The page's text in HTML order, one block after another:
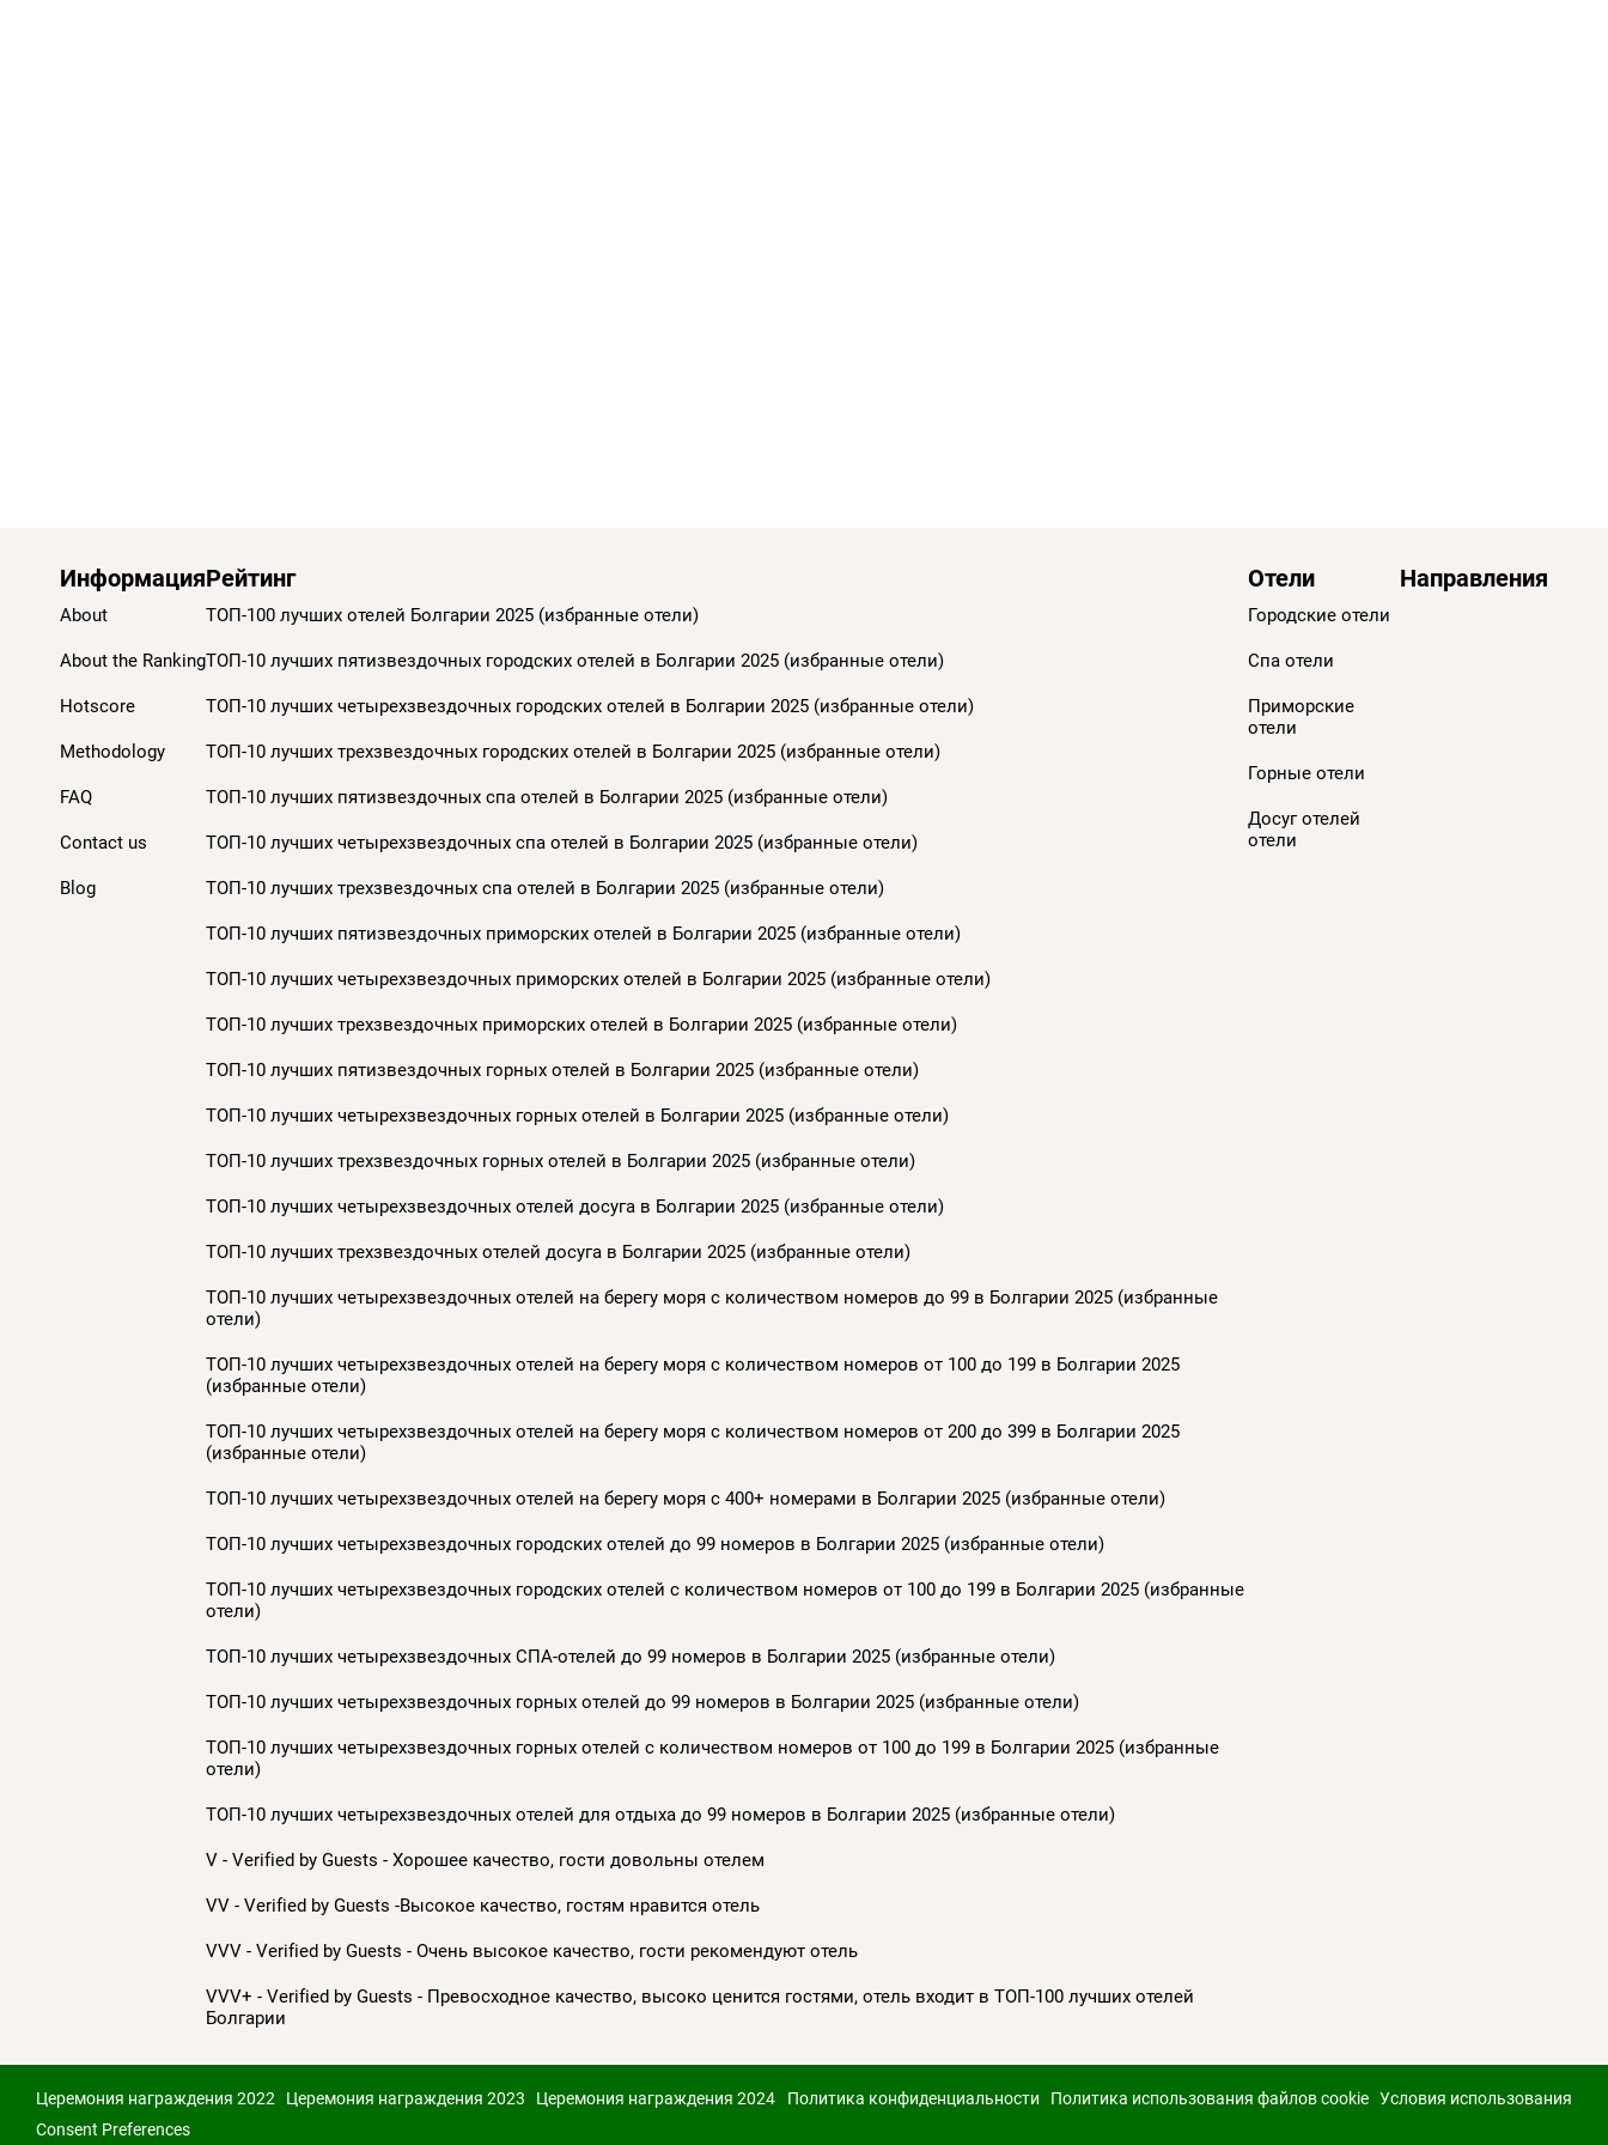
Информация
About
About the Ranking
Hotscore
Methodology
FAQ
Contact us
Blog
Рейтинг
ТОП-100 лучших отелей Болгарии 2025 (избранные отели)
ТОП-10 лучших пятизвездочных городских отелей в Болгарии 2025 (избранные отели)
ТОП-10 лучших четырехзвездочных городских отелей в Болгарии 2025 (избранные отели)
ТОП-10 лучших трехзвездочных городских отелей в Болгарии 2025 (избранные отели)
ТОП-10 лучших пятизвездочных спа отелей в Болгарии 2025 (избранные отели)
ТОП-10 лучших четырехзвездочных спа отелей в Болгарии 2025 (избранные отели)
ТОП-10 лучших трехзвездочных спа отелей в Болгарии 2025 (избранные отели)
ТОП-10 лучших пятизвездочных приморских отелей в Болгарии 2025 (избранные отели)
ТОП-10 лучших четырехзвездочных приморских отелей в Болгарии 2025 (избранные отели)
ТОП-10 лучших трехзвездочных приморских отелей в Болгарии 2025 (избранные отели)
ТОП-10 лучших пятизвездочных горных отелей в Болгарии 2025 (избранные отели)
ТОП-10 лучших четырехзвездочных горных отелей в Болгарии 2025 (избранные отели)
ТОП-10 лучших трехзвездочных горных отелей в Болгарии 2025 (избранные отели)
ТОП-10 лучших четырехзвездочных отелей досуга в Болгарии 2025 (избранные отели)
ТОП-10 лучших трехзвездочных отелей досуга в Болгарии 2025 (избранные отели)
ТОП-10 лучших четырехзвездочных отелей на берегу моря с количеством номеров до 99 в Болгарии 2025 (избранные
отели)
ТОП-10 лучших четырехзвездочных отелей на берегу моря с количеством номеров от 100 до 199 в Болгарии 2025
(избранные отели)
ТОП-10 лучших четырехзвездочных отелей на берегу моря с количеством номеров от 200 до 399 в Болгарии 2025
(избранные отели)
ТОП-10 лучших четырехзвездочных отелей на берегу моря с 400+ номерами в Болгарии 2025 (избранные отели)
ТОП-10 лучших четырехзвездочных городских отелей до 99 номеров в Болгарии 2025 (избранные отели)
ТОП-10 лучших четырехзвездочных городских отелей с количеством номеров от 100 до 199 в Болгарии 2025 (избранные
отели)
ТОП-10 лучших четырехзвездочных СПА-отелей до 99 номеров в Болгарии 2025 (избранные отели)
ТОП-10 лучших четырехзвездочных горных отелей до 99 номеров в Болгарии 2025 (избранные отели)
ТОП-10 лучших четырехзвездочных горных отелей с количеством номеров от 100 до 199 в Болгарии 2025 (избранные
отели)
ТОП-10 лучших четырехзвездочных отелей для отдыха до 99 номеров в Болгарии 2025 (избранные отели)
V - Verified by Guests - Хорошее качество, гости довольны отелем
VV - Verified by Guests -Высокое качество, гостям нравится отель
VVV - Verified by Guests - Очень высокое качество, гости рекомендуют отель
VVV+ - Verified by Guests - Превосходное качество, высоко ценится гостями, отель входит в ТОП-100 лучших отелей
Болгарии
Отели
Городские отели
Спа отели
Приморскиe
отели
Горные отели
Досуг отелей
отели
Направления
Церемония награждения 2022 Церемония награждения 2023 Церемония награждения 2024 Политика конфиденциальности Политика использования файлов cookie Условия использования
Consent Preferences